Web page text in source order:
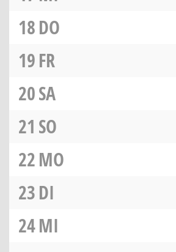
18DO
19FR
20SA
21 SO
22MO
23DI
24MI